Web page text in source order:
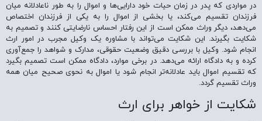
در مواردی که پدر در زمان حیات خود دارایی‌ها و اموال را به طور ناعادلانه میان
فرزندان تقسیم می‌کند، یا بخشی از اموال را به یکی از فرزندان اختصاص
می‌دهد، دیگر وراث ممکن است از این رفتار احساس نارضایتی کنند و تصمیم به
شکایت بگیرند. این شکایت می‌تواند با مشاوره یک وکیل مجرب در امور ارث
انجام شود. وکیل با بررسی دقیق وضعیت حقوقی، مدارک و شواهد را جمع‌آوری
کرده و به دادگاه ارائه می‌دهد. در برخی موارد، دادگاه ممکن است تصمیم بگیرد
که تقسیم اموال باید عادلانه‌تر انجام شود یا اموال به نحوی صحیح میان همه
وراث تقسیم گردد.
شکایت از خواهر برای ارث